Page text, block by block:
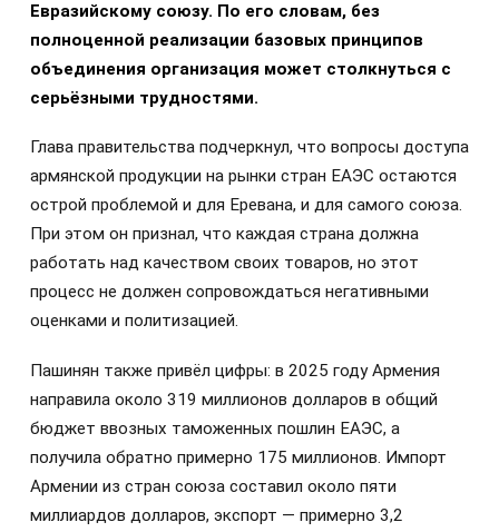
Евразийскому союзу. По его словам, без
полноценной реализации базовых принципов
объединения организация может столкнуться с
серьёзными трудностями.
Глава правительства подчеркнул, что вопросы доступа
армянской продукции на рынки стран ЕАЭС остаются
острой проблемой и для Еревана, и для самого союза.
При этом он признал, что каждая страна должна
работать над качеством своих товаров, но этот
процесс не должен сопровождаться негативными
оценками и политизацией.
Пашинян также привёл цифры: в 2025 году Армения
направила около 319 миллионов долларов в общий
бюджет ввозных таможенных пошлин ЕАЭС, а
получила обратно примерно 175 миллионов. Импорт
Армении из стран союза составил около пяти
миллиардов долларов, экспорт — примерно 3,2